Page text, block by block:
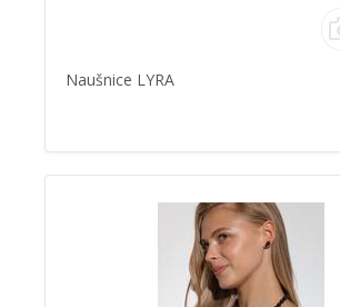
Naušnice LYRA